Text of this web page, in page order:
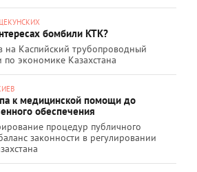
бомбили КТК?
на Каспийский трубопроводный
экономике Казахстана
к медицинской помощи до
обеспечения
процедур публичного
законности в регулировании